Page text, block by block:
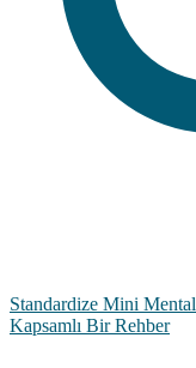
Standardize Mini
Kapsamlı Bir Rehber